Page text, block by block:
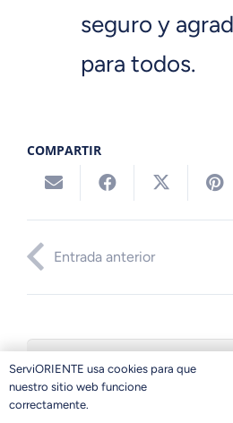
seguro y
para todos.
COMPARTIR
Entrada anterior
ServiORIENTE usa cookies para que
nuestro sitio web funcione
correctamente.